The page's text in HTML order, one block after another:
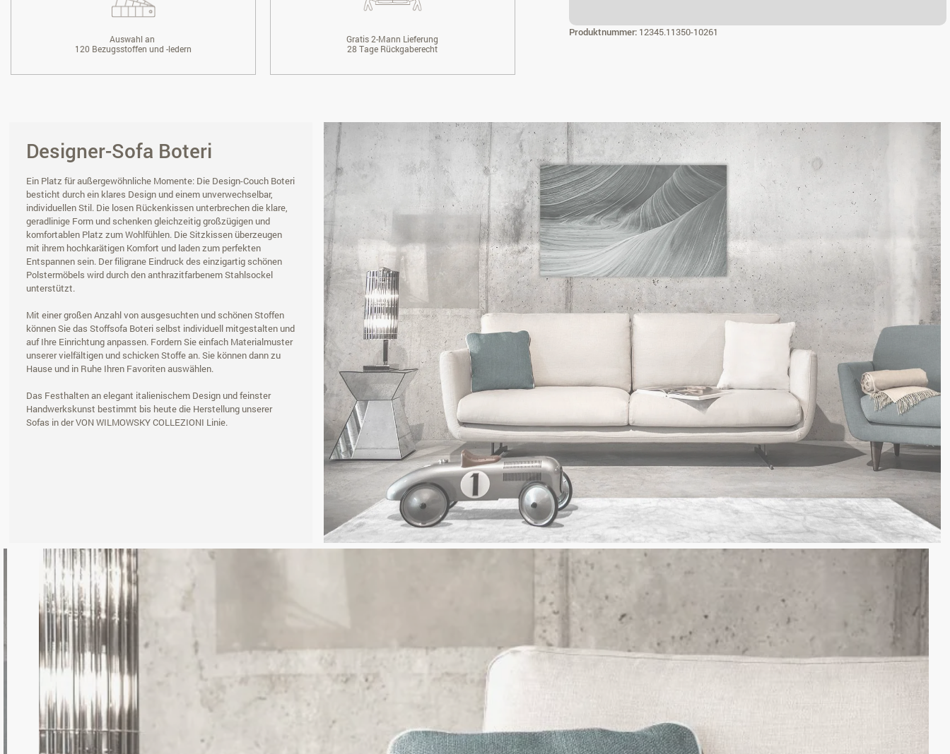
Produktnummer: 12345.11350-10261
Auswahl an
120 Bezugsstoffen und -ledern
Gratis 2-Mann Lieferung
28 Tage Rückgaberecht
Designer-Sofa Boteri
Ein Platz für außergewöhnliche Momente: Die Design-Couch Boteri
besticht durch ein klares Design und einem unverwechselbar,
individuellen Stil. Die losen Rückenkissen unterbrechen die klare,
geradlinige Form und schenken gleichzeitig großzügigen und
komfortablen Platz zum Wohlfühlen. Die Sitzkissen überzeugen
mit ihrem hochkarätigen Komfort und laden zum perfekten
Entspannen sein. Der filigrane Eindruck des einzigartig schönen
Polstermöbels wird durch den anthrazitfarbenem Stahlsockel
unterstützt.
Mit einer großen Anzahl von ausgesuchten und schönen Stoffen
können Sie das Stoffsofa Boteri selbst individuell mitgestalten und
auf Ihre Einrichtung anpassen. Fordern Sie einfach Materialmuster
unserer vielfältigen und schicken Stoffe an. Sie können dann zu
Hause und in Ruhe Ihren Favoriten auswählen.
Das Festhalten an elegant italienischem Design und feinster
Handwerkskunst bestimmt bis heute die Herstellung unserer
Sofas in der VON WILMOWSKY COLLEZIONI Linie.